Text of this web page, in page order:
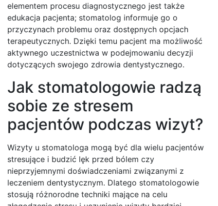
elementem procesu diagnostycznego jest także
edukacja pacjenta; stomatolog informuje go o
przyczynach problemu oraz dostępnych opcjach
terapeutycznych. Dzięki temu pacjent ma możliwość
aktywnego uczestnictwa w podejmowaniu decyzji
dotyczących swojego zdrowia dentystycznego.
Jak stomatologowie radzą
sobie ze stresem
pacjentów podczas wizyt?
Wizyty u stomatologa mogą być dla wielu pacjentów
stresujące i budzić lęk przed bólem czy
nieprzyjemnymi doświadczeniami związanymi z
leczeniem dentystycznym. Dlatego stomatologowie
stosują różnorodne techniki mające na celu